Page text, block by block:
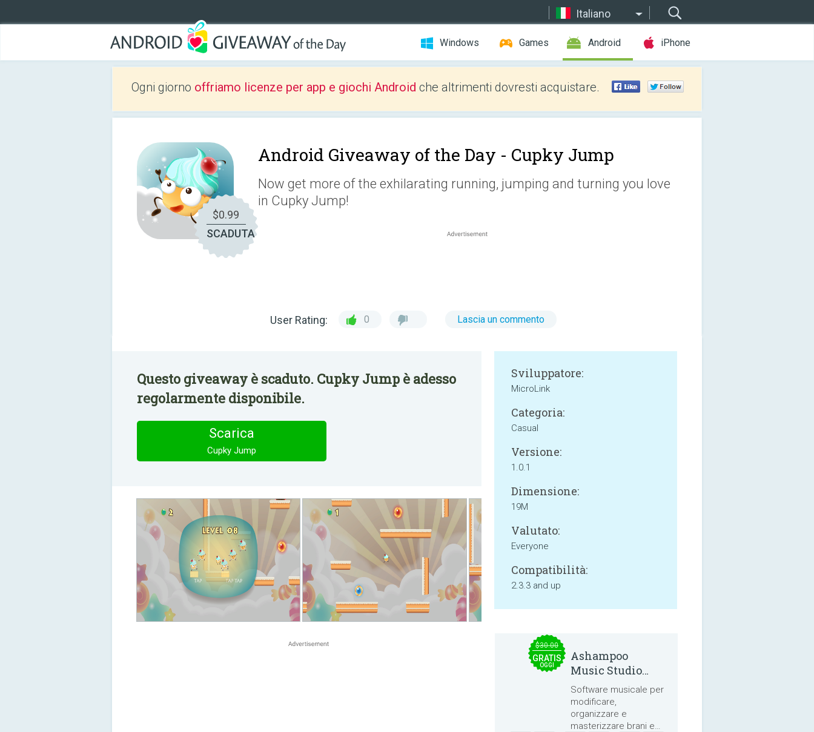
Italiano
Windows Games Android iPhone
Ogni giorno offriamo licenze per app e giochi Android che altrimenti dovresti acquistare.
$0.99
SCADUTA
Android Giveaway of the Day - Cupky Jump
Now get more of the exhilarating running, jumping and turning you love
in Cupky Jump!
User Rating: 0 Lascia un commento
Questo giveaway è scaduto. Cupky Jump è adesso
regolarmente disponibile.
Scarica
Cupky Jump
Sviluppatore:
MicroLink
Categoria:
Casual
Versione:
1.0.1
Dimensione:
19M
Valutato:
Everyone
Compatibilità:
2.3.3 and up
$30.00
GRATIS
OGGI
Ashampoo
Music Studio
2025
Software musicale per
modificare,
organizzare e
masterizzare brani e